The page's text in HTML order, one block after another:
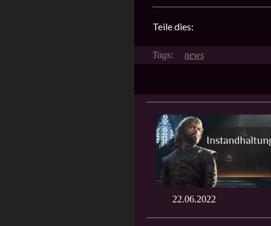
Teile dies:
news
22.06.2022